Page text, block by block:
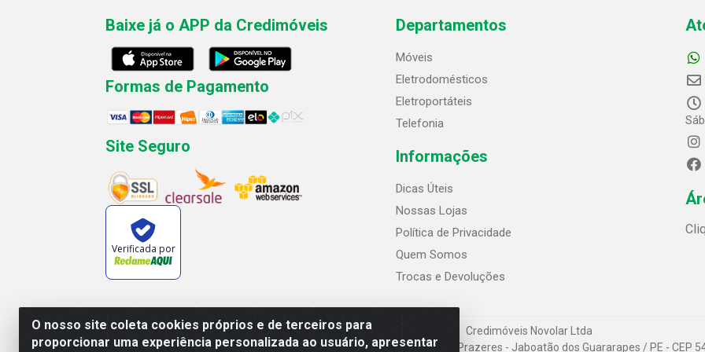
O nosso site coleta cookies próprios e de terceiros para
proporcionar uma experiência personalizada ao usuário, apresentar
Baixe já o APP da Credimóveis
Formas de Pagamento
Site Seguro
Verificada por
Departamentos
Móveis
Eletrodomésticos
Eletroportáteis
Telefonia
Informações
Dicas Úteis
Nossas Lojas
Política de Privacidade
Quem Somos
Trocas e Devoluções
Credimóveis Novolar Ltda
Rua José Alves Bezerra, 430 - Prazeres - Jaboatão dos Guararapes / PE - CEP